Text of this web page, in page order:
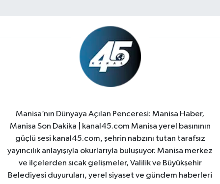
Manisa’nın Dünyaya Açılan Penceresi: Manisa Haber,
Manisa Son Dakika | kanal45.com Manisa yerel basınının
güçlü sesi kanal45.com, şehrin nabzını tutan tarafsız
yayıncılık anlayışıyla okurlarıyla buluşuyor. Manisa merkez
ve ilçelerden sıcak gelişmeler, Valilik ve Büyükşehir
Belediyesi duyuruları, yerel siyaset ve gündem haberleri